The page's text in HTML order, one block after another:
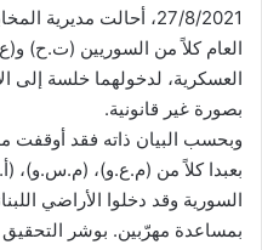
27/8/2021، أحالت مديرية
العام كلاً من السوريين (ت.ح)
العسكرية، لدخولهما خلسة إلى
بصورة غير قانونية.
وبحسب البيان ذاته فقد أوقفت
بعبدا كلاً من (م.ع.و)، (م.س.و)،
السورية وقد دخلوا الأراضي
بمساعدة مهرّبين. بوشر